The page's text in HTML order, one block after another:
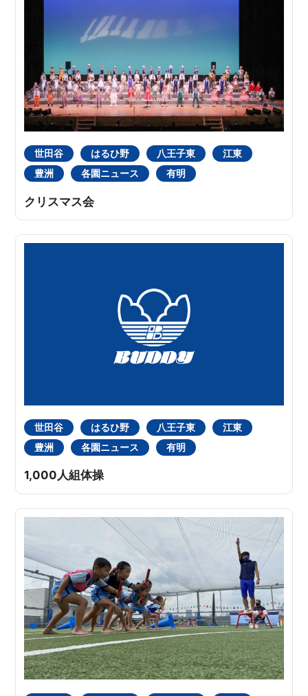
世田谷 はるひ野 八王子東
江東
豊洲
各園ニュース 有明
クリスマス会
世田谷 はるひ野 八王子東
江東
豊洲
各園ニュース 有明
1,000人組体操